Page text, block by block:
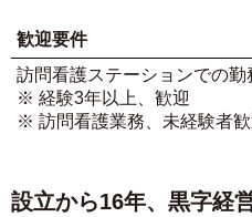
歓迎要件
訪問看護ステーションでの勤
※ 経験3年以上、歓迎
※ 訪問看護業務、未経験者歓
設立から16年、黒字経